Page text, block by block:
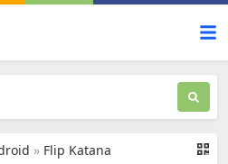
» Flip Katana